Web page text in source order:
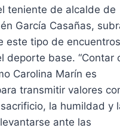
teniente de alcalde de
García Casañas,
este tipo de
deporte base. “Contar
Carolina Marín es
transmitir valores
la humildad y
ante las